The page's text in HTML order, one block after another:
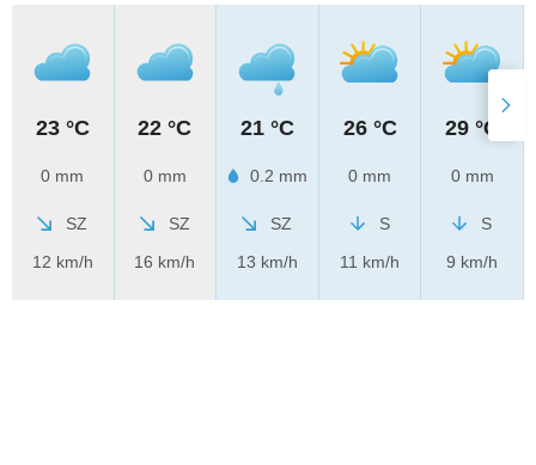
23 °C
0 mm
SZ
12 km/h
22 °C
0 mm
SZ
16 km/h
21 °C
0.2 mm
SZ
13 km/h
26 °C
0 mm
S
11 km/h
29 °C
0 mm
S
9 km/h